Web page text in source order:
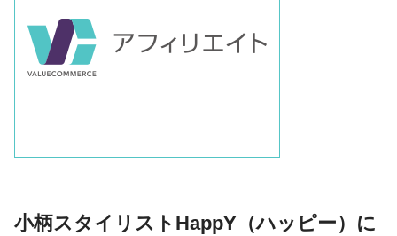
小柄スタイリストHappY（ハッピー）に